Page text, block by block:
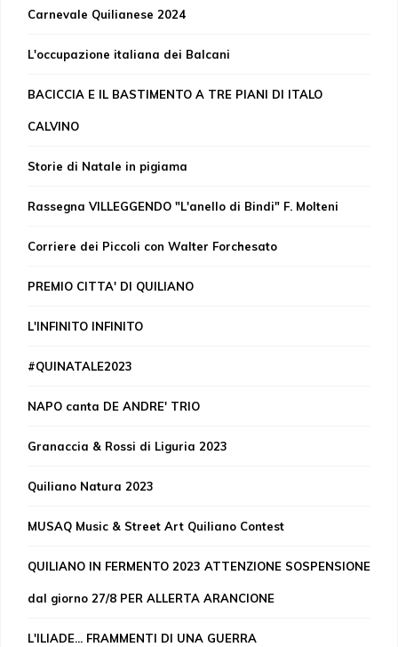
Carnevale Quilianese 2024
L'occupazione italiana dei Balcani
BACICCIA E IL BASTIMENTO A TRE PIANI DI ITALO
CALVINO
Storie di Natale in pigiama
Rassegna VILLEGGENDO "L'anello di Bindi" F. Molteni
Corriere dei Piccoli con Walter Forchesato
PREMIO CITTA' DI QUILIANO
L'INFINITO INFINITO
#QUINATALE2023
NAPO canta DE ANDRE' TRIO
Granaccia & Rossi di Liguria 2023
Quiliano Natura 2023
MUSAQ Music & Street Art Quiliano Contest
QUILIANO IN FERMENTO 2023 ATTENZIONE SOSPENSIONE
dal giorno 27/8 PER ALLERTA ARANCIONE
L'ILIADE... FRAMMENTI DI UNA GUERRA